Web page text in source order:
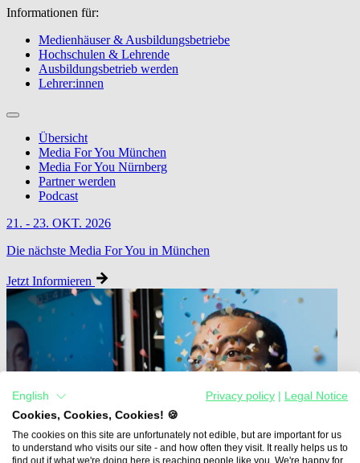
Informationen für:
Medienhäuser & Ausbildungsbetriebe
Hochschulen & Lehrende
Ausbildungsbetrieb werden
Lehrer:innen
Übersicht
Media For You München
Media For You Nürnberg
Partner werden
Podcast
21. - 23. OKT. 2026
Die nächste Media For You in München
Jetzt Informieren
English Privacy policy
Legal Notice
Cookies, Cookies, Cookies! 🍪
The cookies on this site are unfortunately not edible, but are important for us
to understand who visits our site - and how often they visit. It really helps us to
find out if what we're doing here is reaching people like you. We're happy for